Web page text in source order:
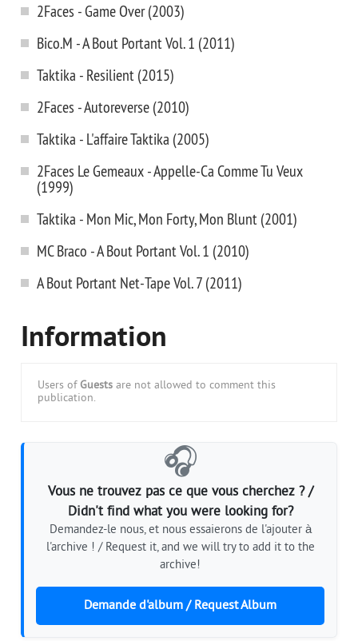
2Faces - Game Over (2003)
Bico.M - A Bout Portant Vol. 1 (2011)
Taktika - Resilient (2015)
2Faces - Autoreverse (2010)
Taktika - L'affaire Taktika (2005)
2Faces Le Gemeaux - Appelle-Ca Comme Tu Veux
(1999)
Taktika - Mon Mic, Mon Forty, Mon Blunt (2001)
MC Braco - A Bout Portant Vol. 1 (2010)
A Bout Portant Net-Tape Vol. 7 (2011)
Information
Users of Guests are not allowed to comment this
publication.
🎧
Vous ne trouvez pas ce que vous cherchez ? /
Didn't find what you were looking for?
Demandez-le nous, et nous essaierons de l'ajouter à
l'archive ! / Request it, and we will try to add it to the
archive!
Demande d'album / Request Album